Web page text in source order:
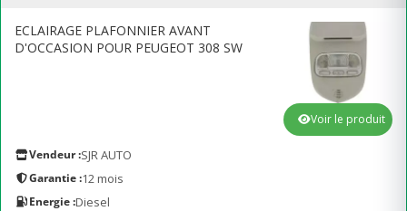
ECLAIRAGE PLAFONNIER AVANT
D'OCCASION POUR PEUGEOT 308 SW
Vendeur :SJR AUTO
Garantie :12 mois
Energie :Diesel
Voir le produit